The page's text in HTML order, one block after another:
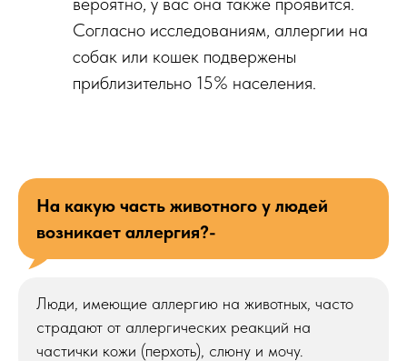
Согласно исследованиям, аллергии на
собак или кошек подвержены
приблизительно 15% населения.
На какую часть животного у людей
возникает аллергия?-
Люди, имеющие аллергию на животных, часто
страдают от аллергических реакций на
частички кожи (перхоть), слюну и мочу.